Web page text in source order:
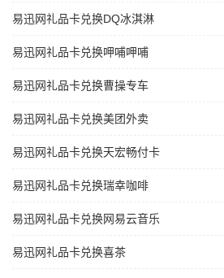
易迅网礼品卡兑换DQ冰淇淋
易迅网礼品卡兑换呷哺呷哺
易迅网礼品卡兑换曹操专车
易迅网礼品卡兑换美团外卖
易迅网礼品卡兑换天宏畅付卡
易迅网礼品卡兑换瑞幸咖啡
易迅网礼品卡兑换网易云音乐
易迅网礼品卡兑换喜茶